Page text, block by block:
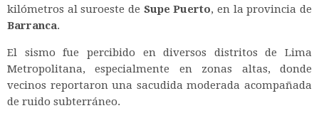
kilómetros al suroeste de Supe Puerto, en la provincia de
Barranca.
El sismo fue percibido en diversos distritos de Lima
Metropolitana, especialmente en zonas altas, donde
vecinos reportaron una sacudida moderada acompañada
de ruido subterráneo.